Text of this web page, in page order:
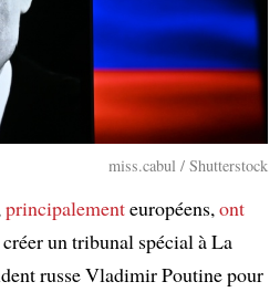
miss.cabul / Shutterstock
principalementeuropéens, ont
un tribunal spécial à La
russe Vladimir Poutine pour